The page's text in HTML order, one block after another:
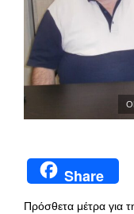
Share
Πρόσθετα μέτρα για